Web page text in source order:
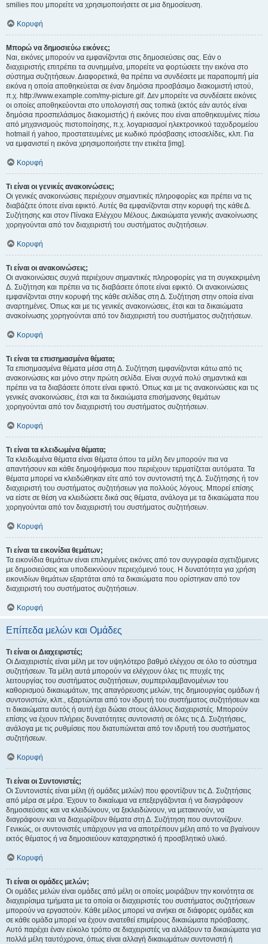
smilies που μπορείτε να χρησιμοποιήσετε σε μια δημοσίευση.
Κορυφή
Μπορώ να δημοσιεύω εικόνες;
Ναι, εικόνες μπορούν να εμφανίζονται στις δημοσιεύσεις σας. Εάν ο
διαχειριστής επιτρέπει τα συνημμένα, μπορείτε να φορτώσετε την εικόνα στο
σύστημα συζητήσεων. Διαφορετικά, θα πρέπει να συνδέσετε με παραπομπή μία
εικόνα η οποία αποθηκεύεται σε έναν δημόσια προσβάσιμο διακομιστή ιστού,
π.χ. http://www.example.com/my-picture.gif. Δεν μπορείτε να συνδέσετε εικόνες
οι οποίες αποθηκεύονται στο υπολογιστή σας τοπικά (εκτός εάν αυτός είναι
δημόσια προσπελάσιμος διακομιστής) ή εικόνες που είναι αποθηκευμένες πίσω
από μηχανισμούς πιστοποίησης, π.χ. λογαριασμοί ηλεκτρονικού ταχυδρομείου
hotmail ή yahoo, προστατευμένες με κωδικό πρόσβασης ιστοσελίδες, κλπ. Για
να εμφανιστεί η εικόνα χρησιμοποιήστε την ετικέτα [img].
Κορυφή
Τι είναι οι γενικές ανακοινώσεις;
Οι γενικές ανακοινώσεις περιέχουν σημαντικές πληροφορίες και πρέπει να τις
διαβάζετε όποτε είναι εφικτό. Αυτές θα εμφανίζονται στην κορυφή της κάθε Δ.
Συζήτησης και στον Πίνακα Ελέγχου Μέλους. Δικαιώματα γενικής ανακοίνωσης
χορηγούνται από τον διαχειριστή του συστήματος συζητήσεων.
Κορυφή
Τι είναι οι ανακοινώσεις;
Οι ανακοινώσεις συχνά περιέχουν σημαντικές πληροφορίες για τη συγκεκριμένη
Δ. Συζήτηση και πρέπει να τις διαβάσετε όποτε είναι εφικτό. Οι ανακοινώσεις
εμφανίζονται στην κορυφή της κάθε σελίδας στη Δ. Συζήτηση στην οποία είναι
αναρτημένες. Όπως και με τις γενικές ανακοινώσεις, έτσι και τα δικαιώματα
ανακοίνωσης χορηγούνται από τον διαχειριστή του συστήματος συζητήσεων.
Κορυφή
Τι είναι τα επισημασμένα θέματα;
Τα επισημασμένα θέματα μέσα στη Δ. Συζήτηση εμφανίζονται κάτω από τις
ανακοινώσεις και μόνο στην πρώτη σελίδα. Είναι συχνά πολύ σημαντικά και
πρέπει να τα διαβάσετε όποτε είναι εφικτό. Όπως και με τις ανακοινώσεις και τις
γενικές ανακοινώσεις, έτσι και τα δικαιώματα επισήμανσης θεμάτων
χορηγούνται από τον διαχειριστή του συστήματος συζητήσεων.
Κορυφή
Τι είναι τα κλειδωμένα θέματα;
Τα κλειδωμένα θέματα είναι θέματα όπου τα μέλη δεν μπορούν πια να
απαντήσουν και κάθε δημοψήφισμα που περιέχουν τερματίζεται αυτόματα. Τα
θέματα μπορεί να κλειδώθηκαν είτε από τον συντονιστή της Δ. Συζήτησης ή τον
διαχειριστή του συστήματος συζητήσεων για πολλούς λόγους. Μπορεί επίσης
να είστε σε θέση να κλειδώσετε δικά σας θέματα, ανάλογα με τα δικαιώματα που
χορηγούνται από τον διαχειριστή του συστήματος συζητήσεων.
Κορυφή
Τι είναι τα εικονίδια θεμάτων;
Τα εικονίδια θεμάτων είναι επιλεγμένες εικόνες από τον συγγραφέα σχετιζόμενες
με δημοσιεύσεις και υποδεικνύουν περιεχόμενό τους. Η δυνατότητα για χρήση
εικονιδίων θεμάτων εξαρτάται από τα δικαιώματα που ορίστηκαν από τον
διαχειριστή του συστήματος συζητήσεων.
Κορυφή
Επίπεδα μελών και Ομάδες
Τι είναι οι Διαχειριστές;
Οι Διαχειριστές είναι μέλη με τον υψηλότερο βαθμό ελέγχου σε όλο το σύστημα
συζητήσεων. Τα μέλη αυτά μπορούν να ελέγχουν όλες τις πτυχές της
λειτουργίας του συστήματος συζητήσεων, συμπεριλαμβανομένων του
καθορισμού δικαιωμάτων, της απαγόρευσης μελών, της δημιουργίας ομάδων ή
συντονιστών, κλπ., εξαρτώνται από τον ιδρυτή του συστήματος συζητήσεων και
τι δικαιώματα αυτός ή αυτή έχει δώσει στους άλλους διαχειριστές. Μπορούν
επίσης να έχουν πλήρεις δυνατότητες συντονιστή σε όλες τις Δ. Συζητήσεις,
ανάλογα με τις ρυθμίσεις που διατυπώνεται από τον ιδρυτή του συστήματος
συζητήσεων.
Κορυφή
Τι είναι οι Συντονιστές;
Οι Συντονιστές είναι μέλη (ή ομάδες μελών) που φροντίζουν τις Δ. Συζητήσεις
από μέρα σε μέρα. Έχουν το δικαίωμα να επεξεργάζονται ή να διαγράφουν
δημοσιεύσεις και να κλειδώνουν, να ξεκλειδώνουν, να μετακινούν, να
διαγράφουν και να διαχωρίζουν θέματα στη Δ. Συζήτηση που συντονίζουν.
Γενικώς, οι συντονιστές υπάρχουν για να αποτρέπουν μέλη από το να βγαίνουν
εκτός θέματος ή να δημοσιεύουν καταχρηστικό ή προσβλητικό υλικό.
Κορυφή
Τι είναι οι ομάδες μελών;
Οι ομάδες μελών είναι ομάδες από μέλη οι οποίες μοιράζουν την κοινότητα σε
διαχειρίσιμα τμήματα με τα οποία οι διαχειριστές του συστήματος συζητήσεων
μπορούν να εργαστούν. Κάθε μέλος μπορεί να ανήκει σε διάφορες ομάδες και
σε κάθε ομάδα μπορεί να έχουν ανατεθεί επιμέρους δικαιώματα πρόσβασης.
Αυτό παρέχει έναν εύκολο τρόπο σε διαχειριστές να αλλάξουν τα δικαιώματα για
πολλά μέλη ταυτόχρονα, όπως είναι αλλαγή δικαιωμάτων συντονιστή ή